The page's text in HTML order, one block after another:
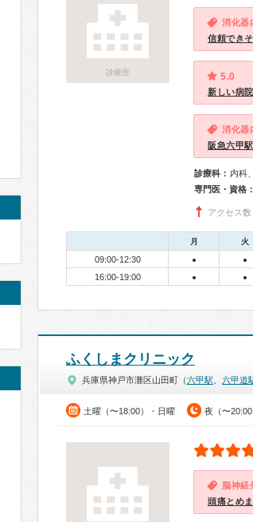
診療所
消化器
信頼でき
5.0
新しい病
消化器
阪急六甲
診療科： 内科
専門医・資格：
アクセス
月 火
09:00-12:30 ● ●
16:00-19:00 ● ●
ふくしまクリニック
兵庫県神戸市灘区山田町（六甲駅 六甲道
土曜（〜18:00）・日曜 夜（〜20:00
脳神経
頭痛とめ